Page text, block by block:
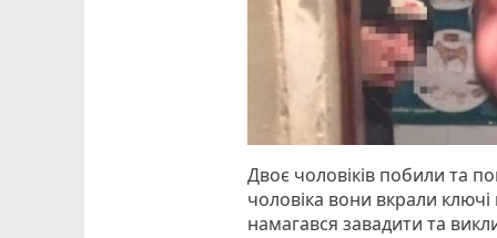
Двоє чоловіків побили та
чоловіка вони вкрали ключі
намагався завадити та